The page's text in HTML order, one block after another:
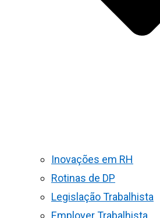
Inovações em RH
Rotinas de DP
Legislação Trabalhista
Employer Trabalhista